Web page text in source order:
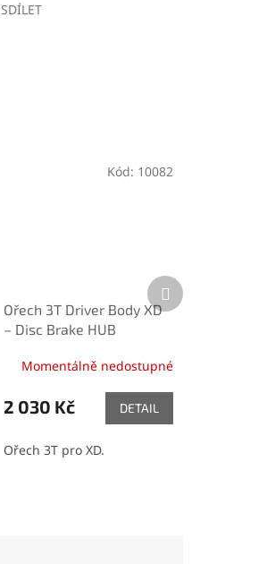
SDÍLET
Ořech 3T Driver Body XD
– Disc Brake HUB
Momentálně nedostupné
2 030 Kč DETAIL
Ořech 3T pro XD.
Kód: 10082
Další
produkt